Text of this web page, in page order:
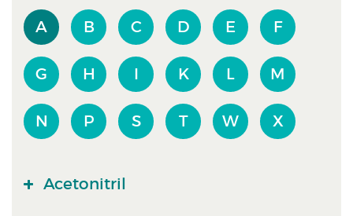
A B C D E F
G H I K L M
N P S T W X
Acetonitril